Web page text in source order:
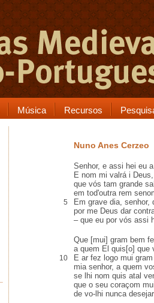
Música Recursos
Nuno Anes Cerzeo
Senhor, e assi hei eu
E nom mi valrá i
que vós tam grande
em tod'outra rem
5
Em grave dia, senhor,
por me Deus dar
– que eu por vós assi
Que [mui] gram bem
a quem El quis[o] que
10
E ar fez logo mui
mia senhor, a quem
se lhi nom quis atal
que o seu coraçom
de vo-lhi nunca